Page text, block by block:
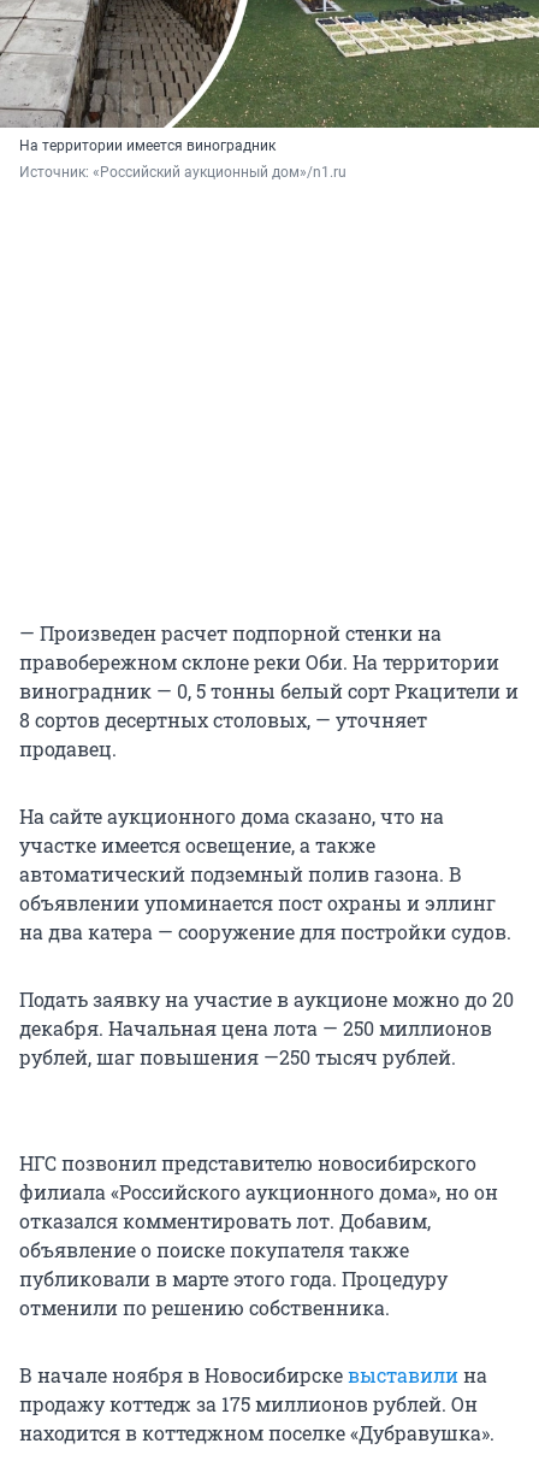
На территории имеется виноградник
Источник: «Российский аукционный дом»/n1.ru
— Произведен расчет подпорной стенки на
правобережном склоне реки Оби. На территории
виноградник — 0, 5 тонны белый сорт Ркацители и
8 сортов десертных столовых, — уточняет
продавец.
На сайте аукционного дома сказано, что на
участке имеется освещение, а также
автоматический подземный полив газона. В
объявлении упоминается пост охраны и эллинг
на два катера — сооружение для постройки судов.
Подать заявку на участие в аукционе можно до 20
декабря. Начальная цена лота — 250 миллионов
рублей, шаг повышения —250 тысяч рублей.
НГС позвонил представителю новосибирского
филиала «Российского аукционного дома», но он
отказался комментировать лот. Добавим,
объявление о поиске покупателя также
публиковали в марте этого года. Процедуру
отменили по решению собственника.
В начале ноября в Новосибирскевыставилина
продажу коттедж за 175 миллионов рублей. Он
находится в коттеджном поселке «Дубравушка».